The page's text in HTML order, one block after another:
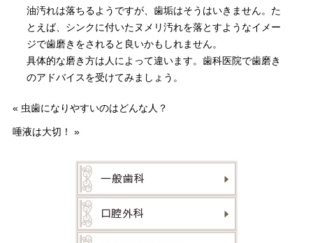
油汚れは落ちるようですが、歯垢はそうはいきません。た
とえば、シンクに付いたヌメリ汚れを落とすようなイメー
ジで歯磨きをされると良いかもしれません。
具体的な磨き方は人によって違います。歯科医院で歯磨き
のアドバイスを受けてみましょう。
« 虫歯になりやすいのはどんな人？
唾液は大切！ »